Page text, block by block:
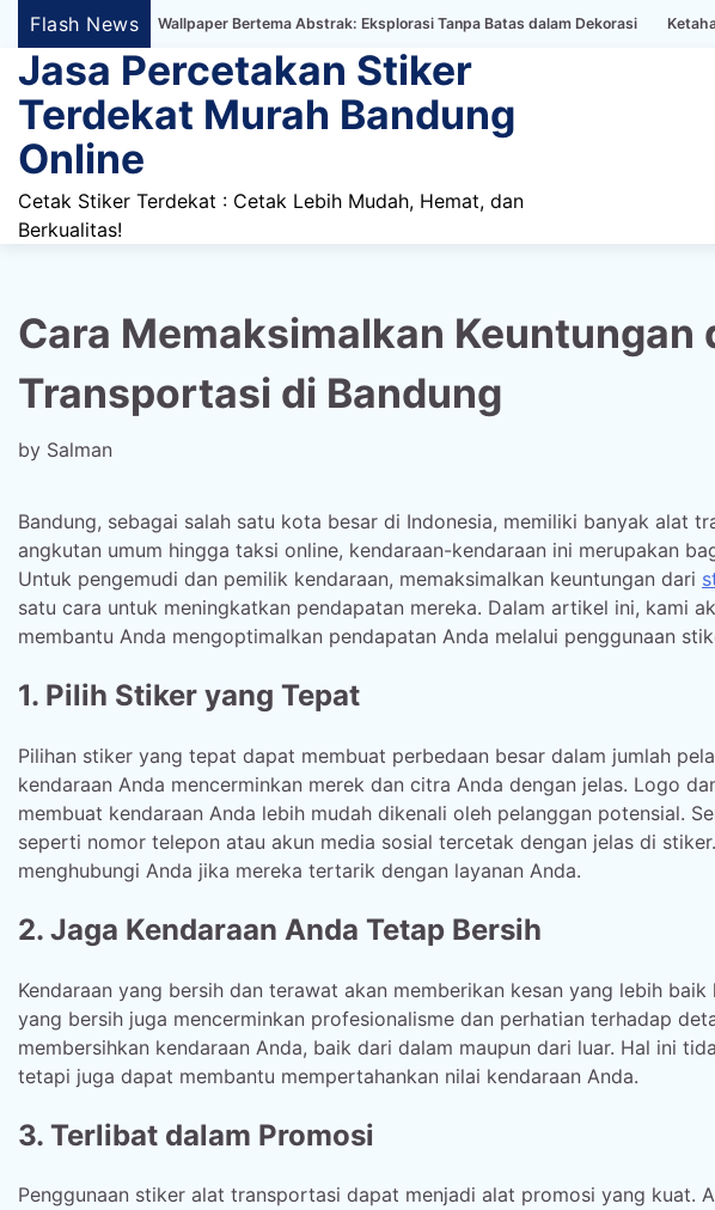
Skip
content
Flash News
Dinding Wallpaper Bertema Abstrak: Eksplorasi Tanpa Batas dalam Dekorasi Ketahanan Stiker
Jasa Percetakan Stiker
Terdekat Murah Bandung
Online
Cetak Stiker Terdekat : Cetak Lebih Mudah, Hemat, dan
Berkualitas!
Cara Memaksimalkan Keuntungan
Transportasi di Bandung
by Salman
Bandung, sebagai salah satu kota besar di Indonesia, memiliki banyak alat
angkutan umum hingga taksi online, kendaraan-kendaraan ini merupakan
Untuk pengemudi dan pemilik kendaraan, memaksimalkan keuntungan dari
satu cara untuk meningkatkan pendapatan mereka. Dalam artikel ini, kami
membantu Anda mengoptimalkan pendapatan Anda melalui penggunaan
1. Pilih Stiker yang Tepat
Pilihan stiker yang tepat dapat membuat perbedaan besar dalam jumlah
kendaraan Anda mencerminkan merek dan citra Anda dengan jelas. Logo
membuat kendaraan Anda lebih mudah dikenali oleh pelanggan potensial.
seperti nomor telepon atau akun media sosial tercetak dengan jelas di
menghubungi Anda jika mereka tertarik dengan layanan Anda.
2. Jaga Kendaraan Anda Tetap Bersih
Kendaraan yang bersih dan terawat akan memberikan kesan yang lebih
yang bersih juga mencerminkan profesionalisme dan perhatian terhadap
membersihkan kendaraan Anda, baik dari dalam maupun dari luar. Hal ini
tetapi juga dapat membantu mempertahankan nilai kendaraan Anda.
3. Terlibat dalam Promosi
Penggunaan stiker alat transportasi dapat menjadi alat promosi yang kuat.